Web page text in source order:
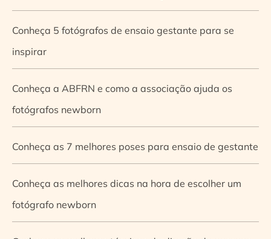
Conheça 5 fotógrafos de ensaio gestante para se
inspirar
Conheça a ABFRN e como a associação ajuda os
fotógrafos newborn
Conheça as 7 melhores poses para ensaio de gestante
Conheça as melhores dicas na hora de escolher um
fotógrafo newborn